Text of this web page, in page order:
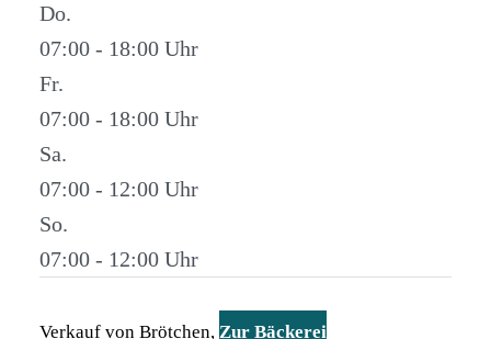
Do.
07:00 - 18:00
Fr.
07:00 - 18:00
Sa.
07:00 - 12:00
So.
07:00 - 12:00
Verkauf von Brötchen, Zur Bäckerei